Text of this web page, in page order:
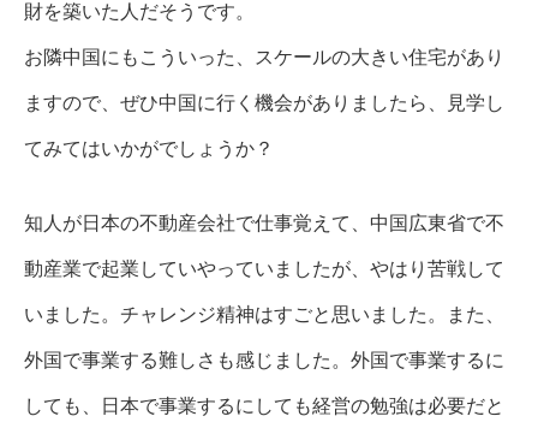
財を築いた人だそうです。
お隣中国にもこういった、スケールの大きい住宅があり
ますので、ぜひ中国に行く機会がありましたら、見学し
てみてはいかがでしょうか？
知人が日本の不動産会社で仕事覚えて、中国広東省で不
動産業で起業していやっていましたが、やはり苦戦して
いました。チャレンジ精神はすごと思いました。また、
外国で事業する難しさも感じました。外国で事業するに
しても、日本で事業するにしても経営の勉強は必要だと